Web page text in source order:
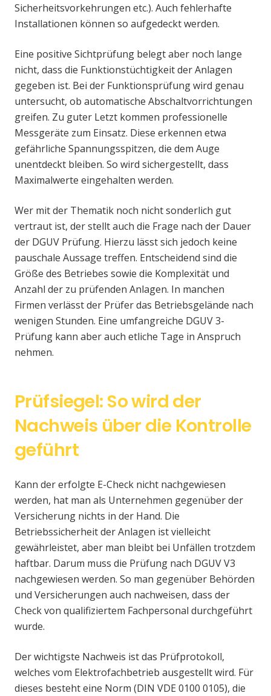
Sicherheitsvorkehrungen etc.). Auch fehlerhafte
Installationen können so aufgedeckt werden.
Eine positive Sichtprüfung belegt aber noch lange
nicht, dass die Funktionstüchtigkeit der Anlagen
gegeben ist. Bei der Funktionsprüfung wird genau
untersucht, ob automatische Abschaltvorrichtungen
greifen. Zu guter Letzt kommen professionelle
Messgeräte zum Einsatz. Diese erkennen etwa
gefährliche Spannungsspitzen, die dem Auge
unentdeckt bleiben. So wird sichergestellt, dass
Maximalwerte eingehalten werden.
Wer mit der Thematik noch nicht sonderlich gut
vertraut ist, der stellt auch die Frage nach der Dauer
der DGUV Prüfung. Hierzu lässt sich jedoch keine
pauschale Aussage treffen. Entscheidend sind die
Größe des Betriebes sowie die Komplexität und
Anzahl der zu prüfenden Anlagen. In manchen
Firmen verlässt der Prüfer das Betriebsgelände nach
wenigen Stunden. Eine umfangreiche DGUV 3-
Prüfung kann aber auch etliche Tage in Anspruch
nehmen.
Prüfsiegel: So wird der
Nachweis über die Kontrolle
geführt
Kann der erfolgte E-Check nicht nachgewiesen
werden, hat man als Unternehmen gegenüber der
Versicherung nichts in der Hand. Die
Betriebssicherheit der Anlagen ist vielleicht
gewährleistet, aber man bleibt bei Unfällen trotzdem
haftbar. Darum muss die Prüfung nach DGUV V3
nachgewiesen werden. So man gegenüber Behörden
und Versicherungen auch nachweisen, dass der
Check von qualifiziertem Fachpersonal durchgeführt
wurde.
Der wichtigste Nachweis ist das Prüfprotokoll,
welches vom Elektrofachbetrieb ausgestellt wird. Für
dieses besteht eine Norm (DIN VDE 0100 0105), die